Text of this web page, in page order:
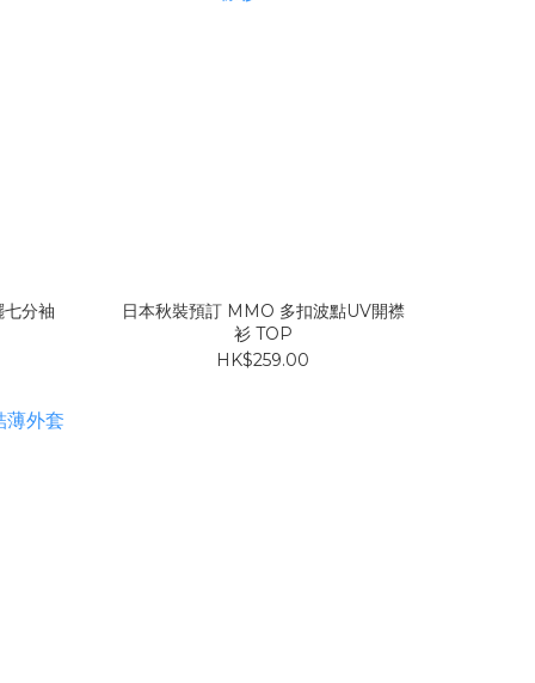
分袖
日本秋裝預訂 MMO 多扣波點UV開襟
衫 TOP
HK$259.00